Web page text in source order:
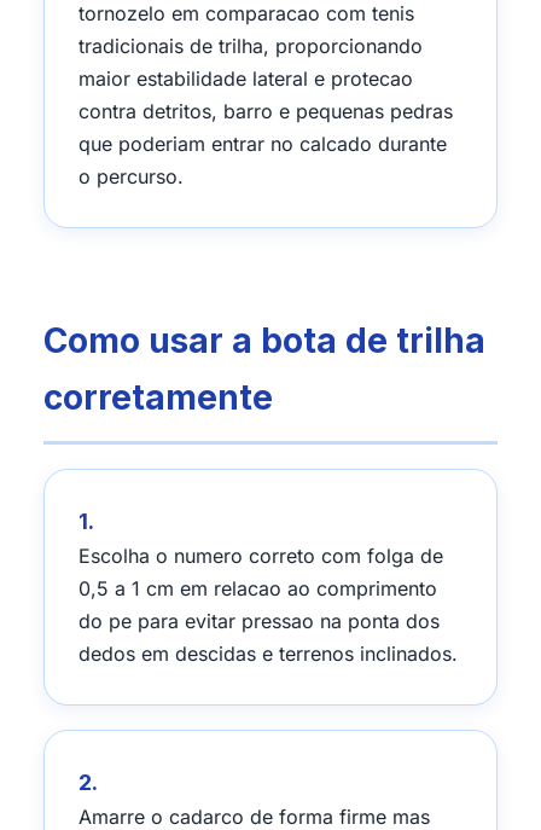
tornozelo em comparacao com tenis
tradicionais de trilha, proporcionando
maior estabilidade lateral e protecao
contra detritos, barro e pequenas pedras
que poderiam entrar no calcado durante
o percurso.
Como usar a bota de trilha
corretamente
1.
Escolha o numero correto com folga de
0,5 a 1 cm em relacao ao comprimento
do pe para evitar pressao na ponta dos
dedos em descidas e terrenos inclinados.
2.
Amarre o cadarco de forma firme mas